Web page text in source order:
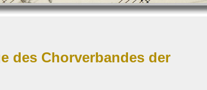
des Chorverbandes der